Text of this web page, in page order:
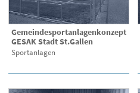
Gemeindesportanlagenkonzept
GESAK Stadt St.Gallen
Sportanlagen